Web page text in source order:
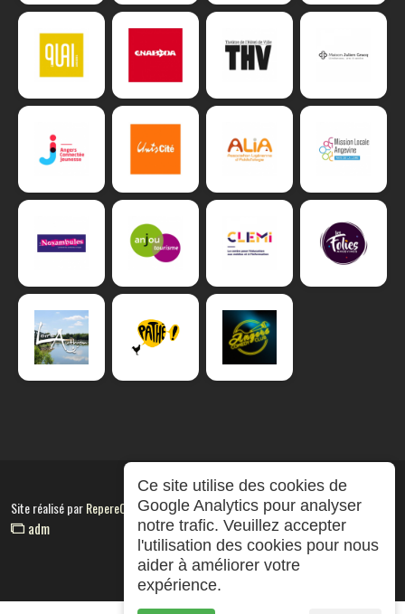
Site réalisé parRepereCom
adm
Ce site utilise des cookies de
Google Analytics pour analyser
notre trafic. Veuillez accepter
l'utilisation des cookies pour nous
aider à améliorer votre
expérience.